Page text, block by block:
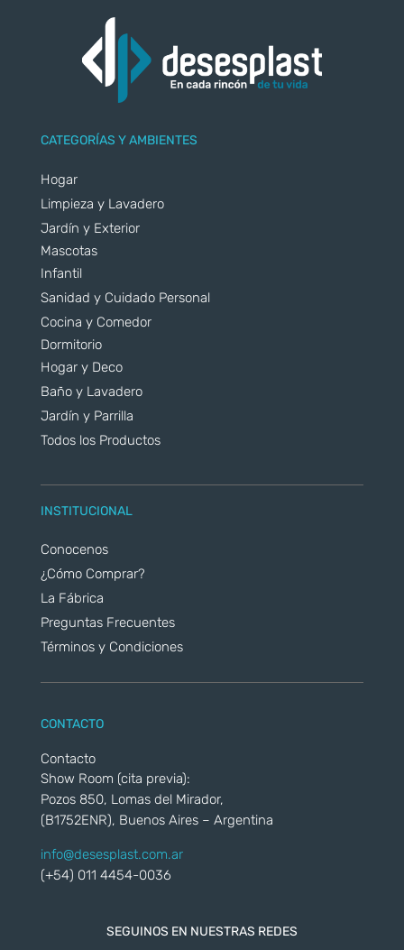
CATEGORÍAS Y AMBIENTES
Hogar
Limpieza y Lavadero
Jardín y Exterior
Mascotas
Infantil
Sanidad y Cuidado Personal
Cocina y Comedor
Dormitorio
Hogar y Deco
Baño y Lavadero
Jardín y Parrilla
Todos los Productos
INSTITUCIONAL
Conocenos
¿Cómo Comprar?
La Fábrica
Preguntas Frecuentes
Términos y Condiciones
CONTACTO
Contacto
Show Room (cita previa):
Pozos 850, Lomas del Mirador,
(B1752ENR), Buenos Aires – Argentina
info@desesplast.com.ar
(+54) 011 4454-0036
SEGUINOS EN NUESTRAS REDES